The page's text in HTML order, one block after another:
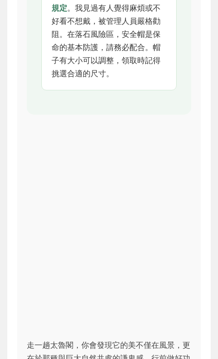
規定。我見過有人覺得麻煩或不
好看不想戴，被管理人員嚴格勸
阻。在落石風險區，安全帽是保
命的基本防護，請務必配合。帽
子有大小可以調整，領取時記得
挑選合適的尺寸。
走一趟太魯閣，你會發現它的美不僅在風景，更